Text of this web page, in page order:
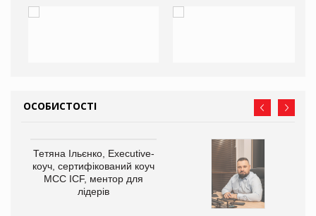
ОСОБИСТОСТІ
Тетяна Ільєнко, Executive-
коуч, сертифікований коуч
МСС ICF, ментор для
лідерів